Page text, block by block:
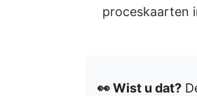
proceskaarten
👀 Wist u dat?